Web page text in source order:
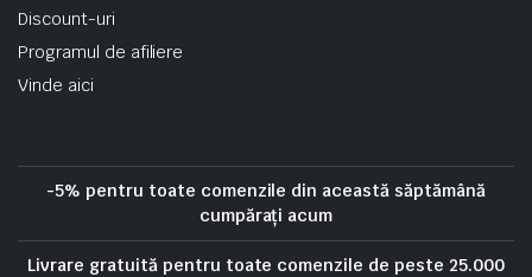
Discount-uri
Programul de afiliere
Vinde aici
-5% pentru toate comenzile din această săptămână
cumpărați acum
Livrare gratuită pentru toate comenzile de peste 25.000